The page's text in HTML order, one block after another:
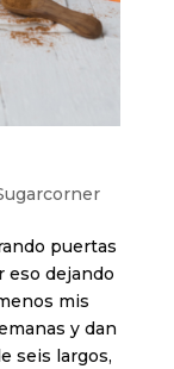
puertas
eso dejando
mis
y dan
seis largos,